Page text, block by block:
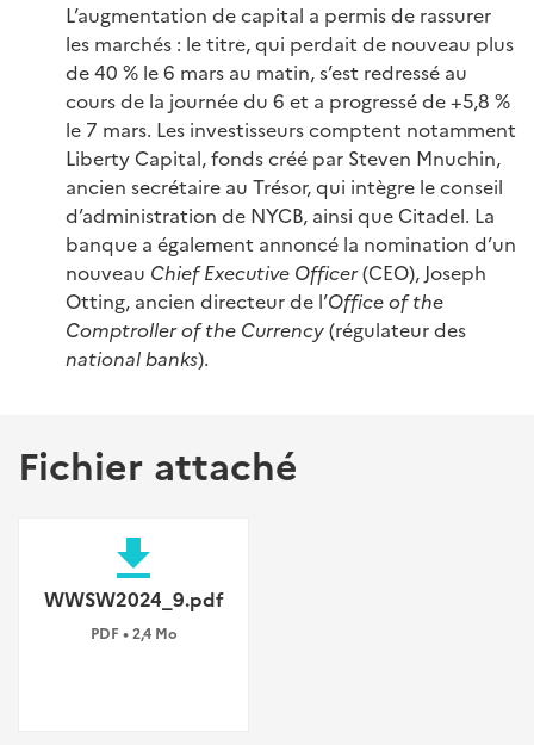
L’augmentation de capital a permis de rassurer
les marchés : le titre, qui perdait de nouveau plus
de 40 % le 6 mars au matin, s’est redressé au
cours de la journée du 6 et a progressé de +5,8 %
le 7 mars. Les investisseurs comptent notamment
Liberty Capital, fonds créé par Steven Mnuchin,
ancien secrétaire au Trésor, qui intègre le conseil
d’administration de NYCB, ainsi que Citadel. La
banque a également annoncé la nomination d’un
nouveau Chief Executive Officer(CEO), Joseph
Otting, ancien directeur de l’Office of the
Comptroller of the Currency(régulateur des
national banks).
Fichier attaché
file_download
WWSW2024_9.pdf
PDF • 2,4 Mo